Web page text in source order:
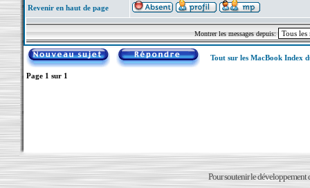
Revenir en haut de page
Montrer les messages depuis:
Tout sur les MacBook Index
Page 1 sur 1
Pour soutenir le développement